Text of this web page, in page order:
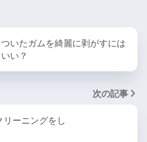
いたガムを綺麗に剥がすには
い？
次の記事
リーニングをし